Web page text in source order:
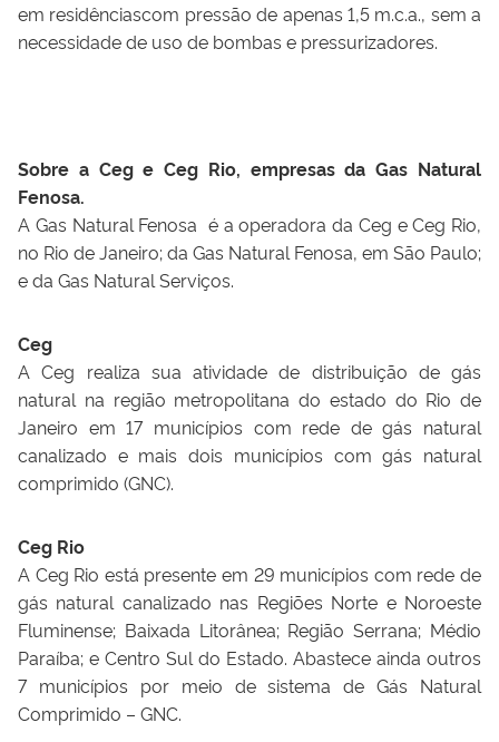
em residênciascom pressão de apenas 1,5 m.c.a., sem a
necessidade de uso de bombas e pressurizadores.
Sobre a Ceg e Ceg Rio, empresas da Gas Natural
Fenosa.
A Gas Natural Fenosa é a operadora da Ceg e Ceg Rio,
no Rio de Janeiro; da Gas Natural Fenosa, em São Paulo;
e da Gas Natural Serviços.
Ceg
A Ceg realiza sua atividade de distribuição de gás
natural na região metropolitana do estado do Rio de
Janeiro em 17 municípios com rede de gás natural
canalizado e mais dois municípios com gás natural
comprimido (GNC).
Ceg Rio
A Ceg Rio está presente em 29 municípios com rede de
gás natural canalizado nas Regiões Norte e Noroeste
Fluminense; Baixada Litorânea; Região Serrana; Médio
Paraíba; e Centro Sul do Estado. Abastece ainda outros
7 municípios por meio de sistema de Gás Natural
Comprimido – GNC.